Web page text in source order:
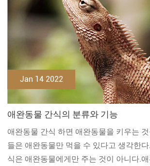
Jan 14 2022
애완동물 간식의 분류와 기능
애완동물 간식 하면 애완동물을 키우는
들은 애완동물만 먹을 수 있다고 생각한
식은 애완동물에게만 주는 것이 아니다.